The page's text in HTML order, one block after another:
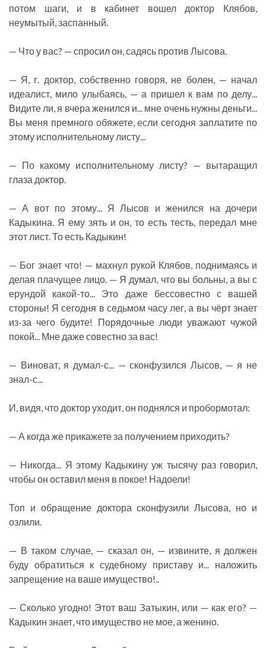
потом шаги, и в кабинет вошел доктор Клябов,
неумытый, заспанный.
— Что у вас? — спросил он, садясь против Лысова.
— Я, г. доктор, собственно говоря, не болен, — начал
идеалист, мило улыбаясь, — а пришел к вам по делу...
Видите ли, я вчера женился и... мне очень нужны деньги...
Вы меня премного обяжете, если сегодня заплатите по
этому исполнительному листу...
— По какому исполнительному листу? — вытаращил
глаза доктор.
— А вот по этому... Я Лысов и женился на дочери
Кадыкина. Я ему зять и он, то есть тесть, передал мне
этот лист. То есть Кадыкин!
— Бог знает что! — махнул рукой Клябов, поднимаясь и
делая плачущее лицо. — Я думал, что вы больны, а вы с
ерундой какой-то... Это даже бессовестно с вашей
стороны! Я сегодня в седьмом часу лег, а вы чёрт знает
из-за чего будите! Порядочные люди уважают чужой
покой... Мне даже совестно за вас!
— Виноват, я думал-с... — сконфузился Лысов, — я не
знал-с...
И, видя, что доктор уходит, он поднялся и пробормотал:
— А когда же прикажете за получением приходить?
— Никогда... Я этому Кадыкину уж тысячу раз говорил,
чтобы он оставил меня в покое! Надоели!
Топ и обращение доктора сконфузили Лысова, но и
озлили.
— В таком случае, — сказал он, — извините, я должен
буду обратиться к судебному приставу и... наложить
запрещение на ваше имущество!..
— Сколько угодно! Этот ваш Затыкин, или — как его? —
Кадыкин знает, что имущество не мое, а женино.